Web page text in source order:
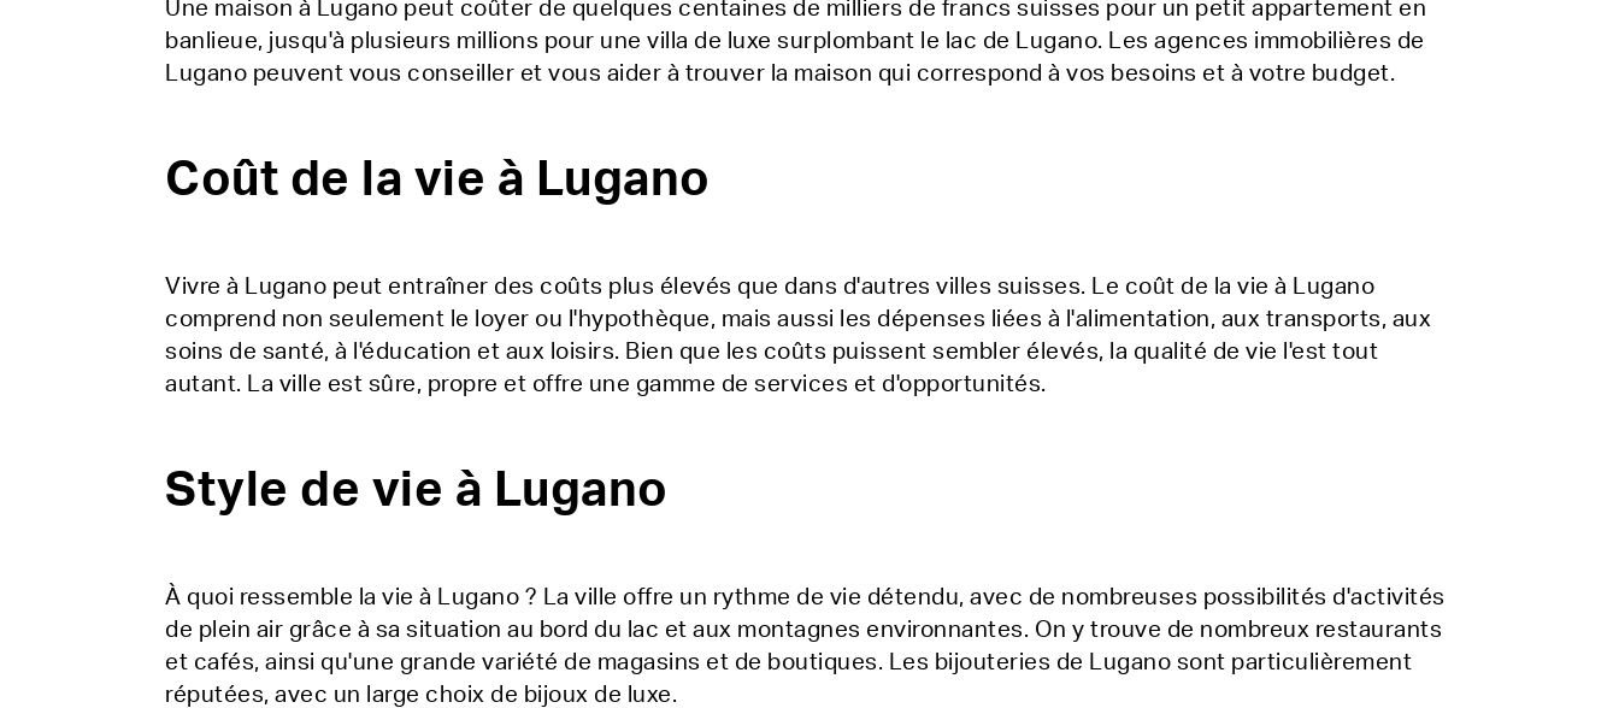
Une maison à Lugano peut coûter de quelques centaines de milliers de francs suisses pour un petit appartement en
banlieue, jusqu'à plusieurs millions pour une villa de luxe surplombant le lac de Lugano. Les agences immobilières de
Lugano peuvent vous conseiller et vous aider à trouver la maison qui correspond à vos besoins et à votre budget.
Coût de la vie à Lugano
Vivre à Lugano peut entraîner des coûts plus élevés que dans d'autres villes suisses. Le coût de la vie à Lugano
comprend non seulement le loyer ou l'hypothèque, mais aussi les dépenses liées à l'alimentation, aux transports, aux
soins de santé, à l'éducation et aux loisirs. Bien que les coûts puissent sembler élevés, la qualité de vie l'est tout
autant. La ville est sûre, propre et offre une gamme de services et d'opportunités.
Style de vie à Lugano
À quoi ressemble la vie à Lugano ? La ville offre un rythme de vie détendu, avec de nombreuses possibilités d'activités
de plein air grâce à sa situation au bord du lac et aux montagnes environnantes. On y trouve de nombreux restaurants
et cafés, ainsi qu'une grande variété de magasins et de boutiques. Les bijouteries de Lugano sont particulièrement
réputées, avec un large choix de bijoux de luxe.